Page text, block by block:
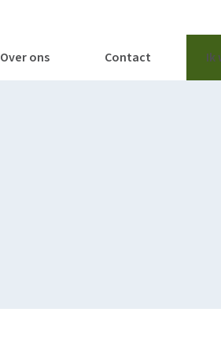
Over ons Contact Ik